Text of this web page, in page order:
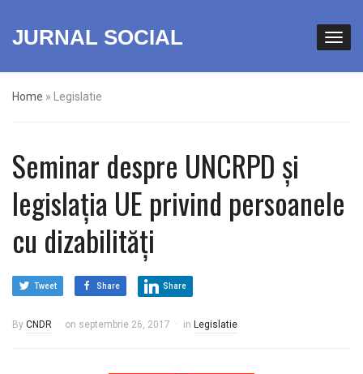
JURNAL SOCIAL
Home » Legislatie
Seminar despre UNCRPD și
legislația UE privind persoanele
cu dizabilități
Tweet Share Share
By CNDR on septembrie 26, 2017 in Legislatie